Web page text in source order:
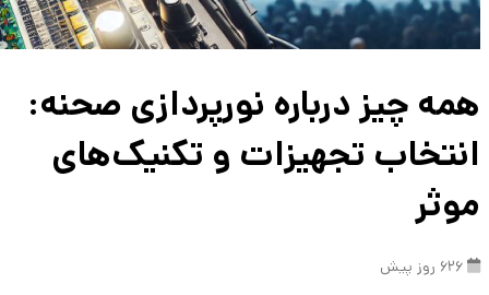
همه چیز درباره نورپردازی صحنه:
انتخاب تجهیزات و تکنیک‌های
موثر